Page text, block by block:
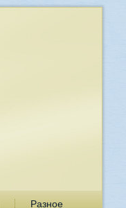
Разное